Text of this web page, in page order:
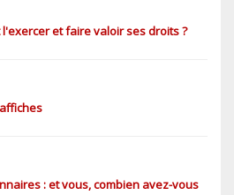
et faire valoir ses droits ?
: et vous, combien avez-vous